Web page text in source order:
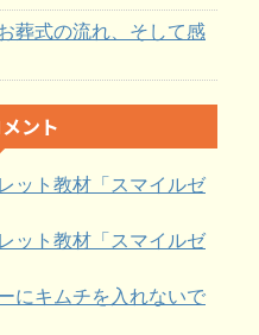
葬式の流れ、そして感
ント
ット教材「スマイルゼ
ット教材「スマイルゼ
にキムチを入れないで